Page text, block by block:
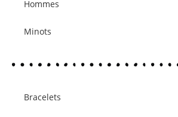
Hommes
Minots
Bracelets